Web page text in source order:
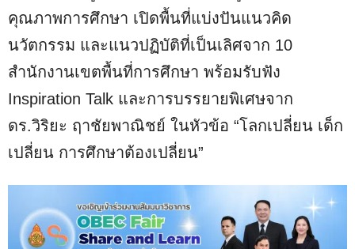
คุณภาพการศึกษา เปิดพื้นที่แบ่งปันแนวคิด
นวัตกรรม และแนวปฏิบัติที่เป็นเลิศจาก 10
สำนักงานเขตพื้นที่การศึกษา พร้อมรับฟัง
Inspiration Talk และการบรรยายพิเศษจาก
ดร.วิริยะ ฤาชัยพาณิชย์ ในหัวข้อ “โลกเปลี่ยน เด็ก
เปลี่ยน การศึกษาต้องเปลี่ยน”